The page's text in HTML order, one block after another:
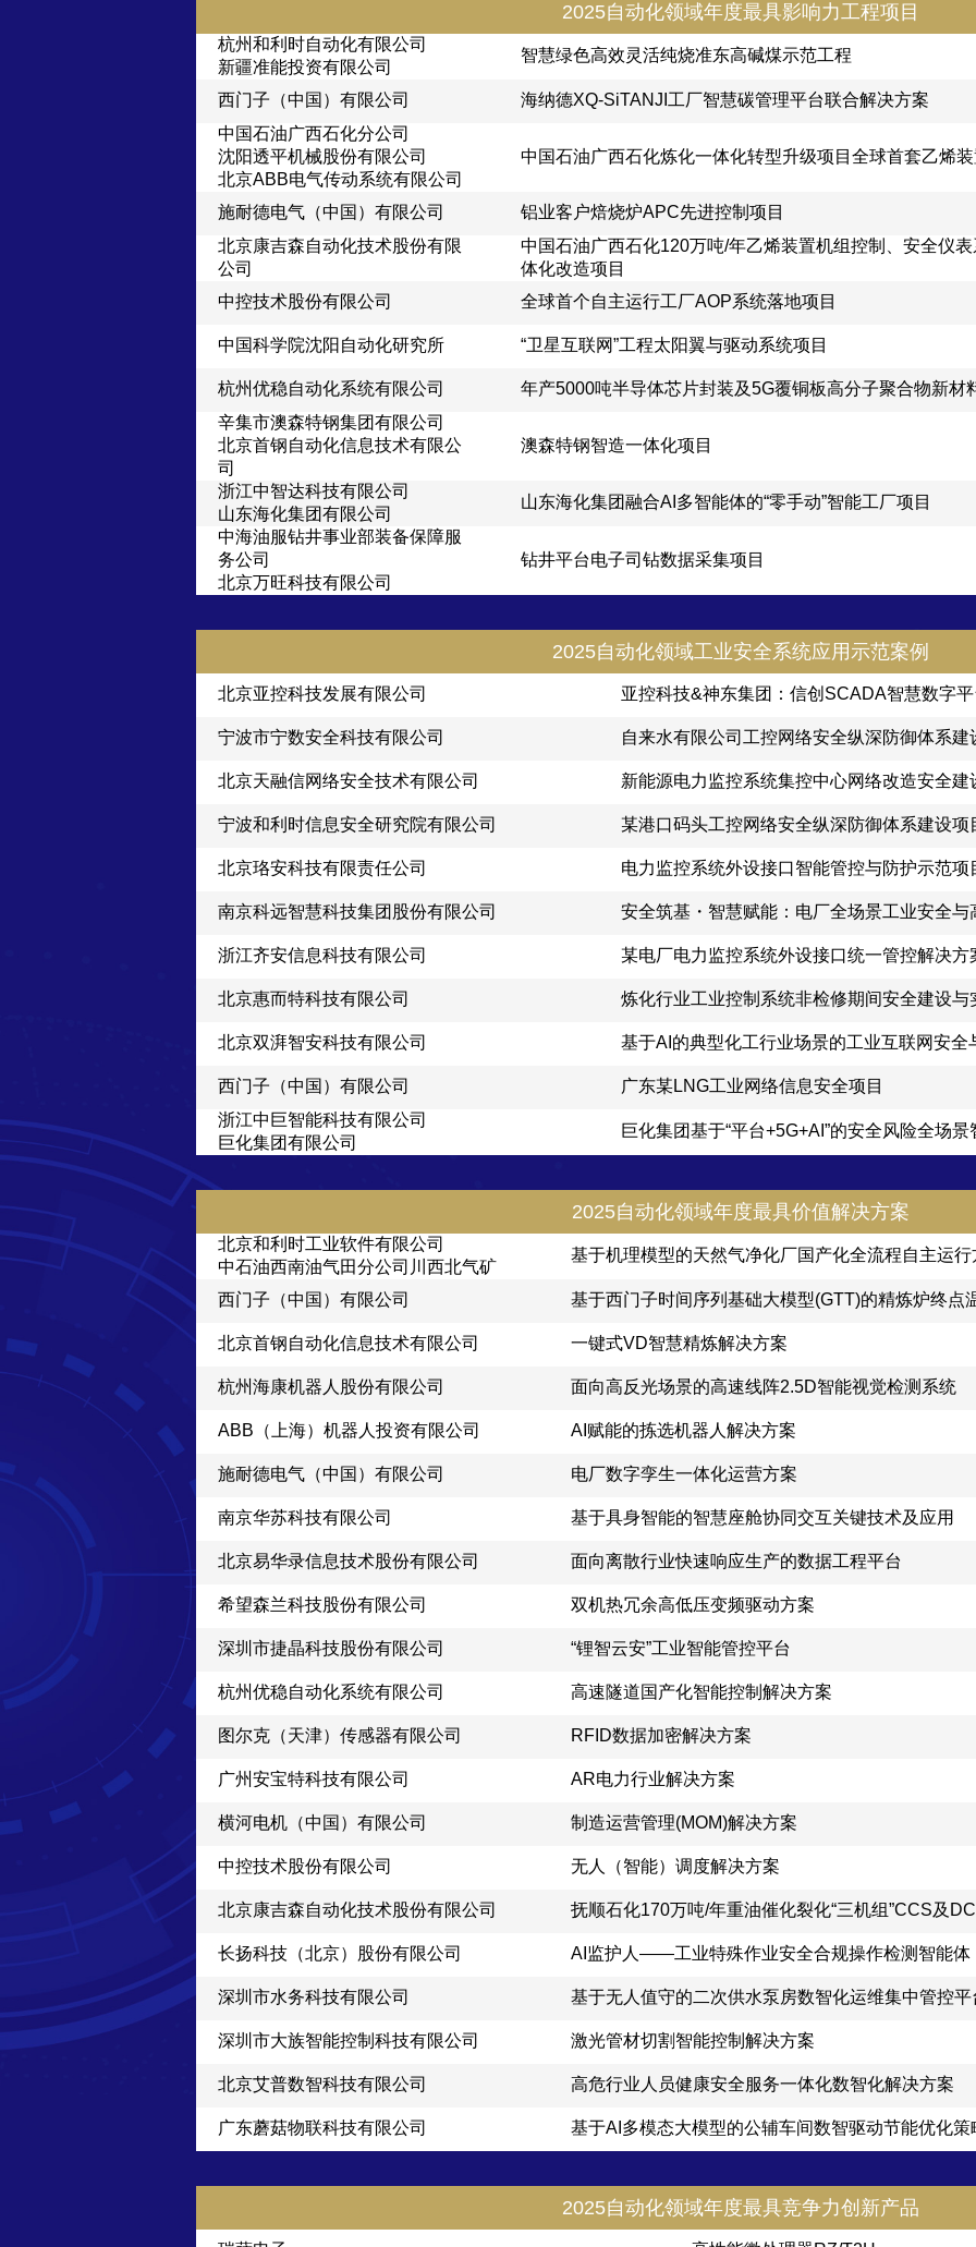
2025自动化领域年度最具影响力工程项目
杭州和利时自动化有限公司
新疆准能投资有限公司
智慧绿色高效灵活纯烧准东高碱煤示范工程
西门子（中国）有限公司
海纳德XQ-SiTANJI工厂智慧碳管理平台联合解决方案
中国石油广西石化分公司
沈阳透平机械股份有限公司
北京ABB电气传动系统有限公司
中国石油广西石化炼化一体化转型升级项目全球首套乙烯
施耐德电气（中国）有限公司
铝业客户焙烧炉APC先进控制项目
北京康吉森自动化技术股份有限
公司
中国石油广西石化120万吨/年乙烯装置机组控制、安全仪
体化改造项目
中控技术股份有限公司
全球首个自主运行工厂AOP系统落地项目
中国科学院沈阳自动化研究所 “卫星互联网”工程太阳翼与驱动系统项目
杭州优稳自动化系统有限公司
年产5000吨半导体芯片封装及5G覆铜板高分子聚合物新材
辛集市澳森特钢集团有限公司
北京首钢自动化信息技术有限公
司
澳森特钢智造一体化项目
浙江中智达科技有限公司
山东海化集团有限公司
山东海化集团融合AI多智能体的“零手动”智能工厂项目
中海油服钻井事业部装备保障服
务公司
北京万旺科技有限公司
钻井平台电子司钻数据采集项目
2025自动化领域工业安全系统应用示范案例
北京亚控科技发展有限公司 亚控科技&神东集团：信创SCADA智慧数字
宁波市宁数安全科技有限公司 自来水有限公司工控网络安全纵深防御体系建
北京天融信网络安全技术有限公司 新能源电力监控系统集控中心网络改造安全建
宁波和利时信息安全研究院有限公司 某港口码头工控网络安全纵深防御体系建设项
北京珞安科技有限责任公司 电力监控系统外设接口智能管控与防护示范项
南京科远智慧科技集团股份有限公司 安全筑基・智慧赋能：电厂全场景工业安全与
浙江齐安信息科技有限公司 某电厂电力监控系统外设接口统一管控解决方
北京惠而特科技有限公司 炼化行业工业控制系统非检修期间安全建设与
北京双湃智安科技有限公司 基于AI的典型化工行业场景的工业互联网安全
西门子（中国）有限公司
广东某LNG工业网络信息安全项目
浙江中巨智能科技有限公司
巨化集团有限公司
巨化集团基于“平台+5G+AI”的安全风险全场
2025自动化领域年度最具价值解决方案
北京和利时工业软件有限公司
中石油西南油气田分公司川西北气矿
基于机理模型的天然气净化厂国产化全流程自主运行
西门子（中国）有限公司 基于西门子时间序列基础大模型(GTT)的精炼炉终点
北京首钢自动化信息技术有限公司 一键式VD智慧精炼解决方案
杭州海康机器人股份有限公司 面向高反光场景的高速线阵2.5D智能视觉检测系统
ABB（上海）机器人投资有限公司 AI赋能的拣选机器人解决方案
施耐德电气（中国）有限公司 电厂数字孪生一体化运营方案
南京华苏科技有限公司 基于具身智能的智慧座舱协同交互关键技术及应用
北京易华录信息技术股份有限公司 面向离散行业快速响应生产的数据工程平台
希望森兰科技股份有限公司 双机热冗余高低压变频驱动方案
深圳市捷晶科技股份有限公司 “锂智云安”工业智能管控平台
杭州优稳自动化系统有限公司 高速隧道国产化智能控制解决方案
图尔克（天津）传感器有限公司 RFID数据加密解决方案
广州安宝特科技有限公司 AR电力行业解决方案
横河电机（中国）有限公司 制造运营管理(MOM)解决方案
中控技术股份有限公司 无人（智能）调度解决方案
北京康吉森自动化技术股份有限公司 抚顺石化170万吨/年重油催化裂化“三机组”CCS及
长扬科技（北京）股份有限公司 AI监护人——工业特殊作业安全合规操作检测智能体
深圳市水务科技有限公司 基于无人值守的二次供水泵房数智化运维集中管控平
深圳市大族智能控制科技有限公司 激光管材切割智能控制解决方案
北京艾普数智科技有限公司 高危行业人员健康安全服务一体化数智化解决方案
广东蘑菇物联科技有限公司 基于AI多模态大模型的公辅车间数智驱动节能优化策
2025自动化领域年度最具竞争力创新产品